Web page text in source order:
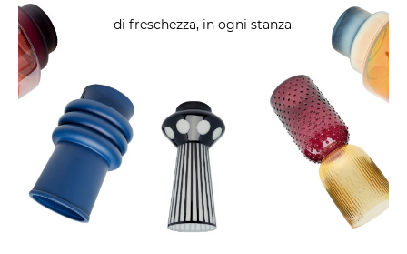
di freschezza, in ogni stanza.